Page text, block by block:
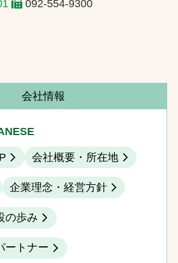
092-554-9300
会社情報
会社概要・所在地
企業理念・経営方針
の歩み
ートナー